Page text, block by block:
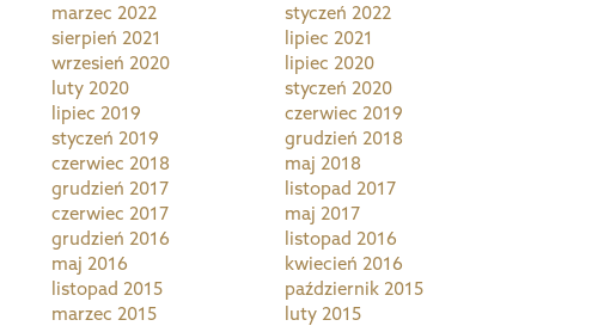
marzec 2022
styczeń 2022
sierpień 2021
lipiec 2021
wrzesień 2020
lipiec 2020
luty 2020
styczeń 2020
lipiec 2019
czerwiec 2019
styczeń 2019
grudzień 2018
czerwiec 2018
maj 2018
grudzień 2017
listopad 2017
czerwiec 2017
maj 2017
grudzień 2016
listopad 2016
maj 2016
kwiecień 2016
listopad 2015
październik 2015
marzec 2015
luty 2015